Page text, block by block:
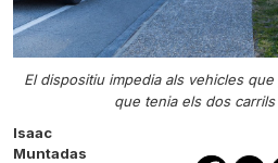
El dispositiu impedia als vehicles
que tenia els dos
Isaac
Muntadas